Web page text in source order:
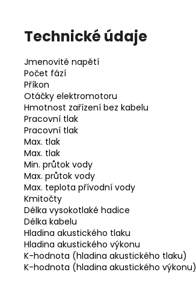
Technické údaje
Jmenovité napětí
Počet fází
Příkon
Otáčky elektromotoru
Hmotnost zařízení bez kabelu
Pracovní tlak
Pracovní tlak
Max. tlak
Max. tlak
Min. průtok vody
Max. průtok vody
Max. teplota přívodní vody
Kmitočty
Délka vysokotlaké hadice
Délka kabelu
Hladina akustického tlaku
Hladina akustického výkonu
K-hodnota (hladina akustického tlaku)
K-hodnota (hladina akustického výkonu)